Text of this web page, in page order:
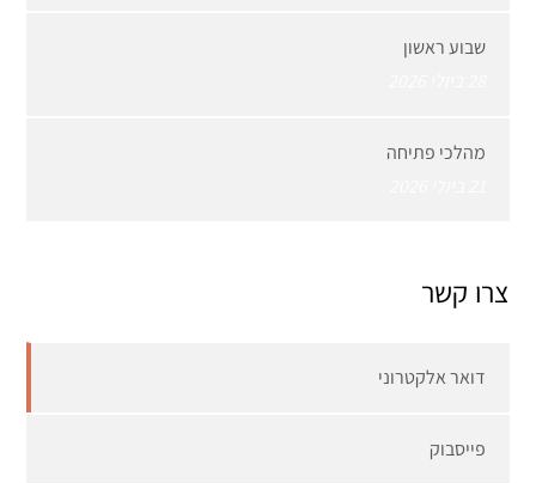
שבוע ראשון
מהלכי פתיחה
צרו קשר
דואר אלקטרוני
פייסבוק